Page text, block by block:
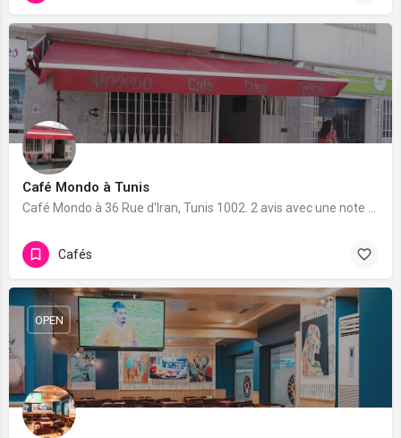
Café Mondo à Tunis
Cafés
OPEN